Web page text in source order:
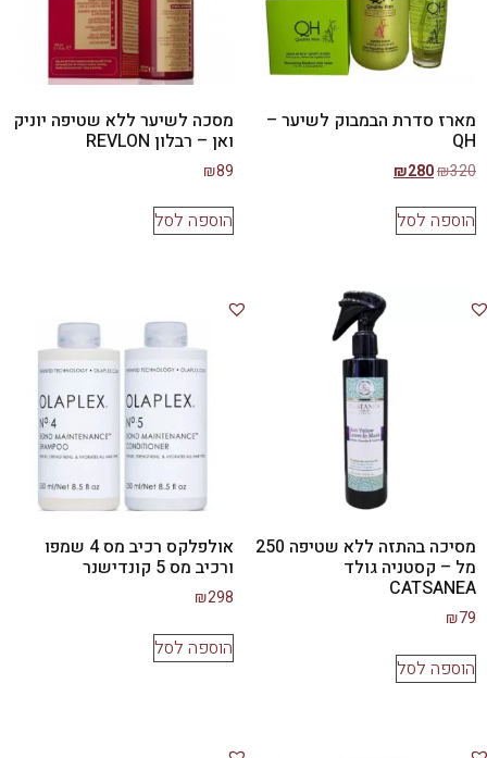
מארז סדרת הבמבוק לשיער –
QH
₪320
₪280
הוספה לסל
מסכה לשיער ללא שטיפה יוניק
ואן – רבלון REVLON
₪89
הוספה לסל
מסיכה בהתזה ללא שטיפה 250
מל – קסטניה גולד
CATSANEA
₪79
הוספה לסל
אולפלקס רכיב מס 4 שמפו
ורכיב מס 5 קונדישנר
₪298
הוספה לסל